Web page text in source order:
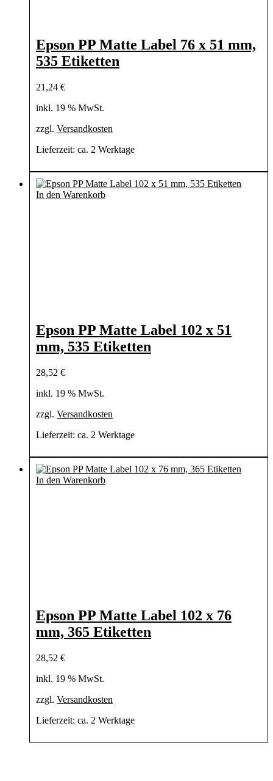
Epson PP Matte Label 76 x 51 mm,
535 Etiketten
21,24 €
inkl. 19 % MwSt.
zzgl. Versandkosten
Lieferzeit: ca. 2 Werktage
In den Warenkorb
Epson PP Matte Label 102 x 51
mm, 535 Etiketten
28,52 €
inkl. 19 % MwSt.
zzgl. Versandkosten
Lieferzeit: ca. 2 Werktage
In den Warenkorb
Epson PP Matte Label 102 x 76
mm, 365 Etiketten
28,52 €
inkl. 19 % MwSt.
zzgl. Versandkosten
Lieferzeit: ca. 2 Werktage